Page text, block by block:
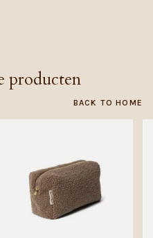
producten
BACK TO HOME